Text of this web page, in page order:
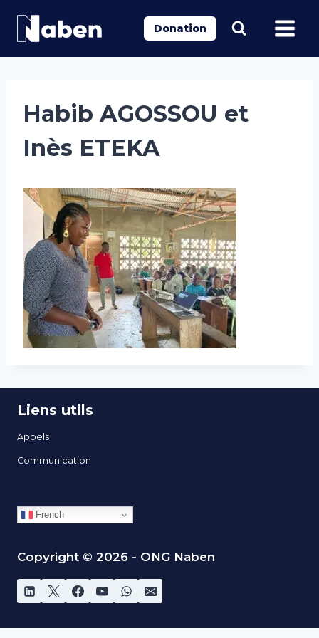
Donation
Habib AGOSSOU et
Inès ETEKA
Copyright © 2026 - ONG Naben
Liens utils
Appels
Communication
French